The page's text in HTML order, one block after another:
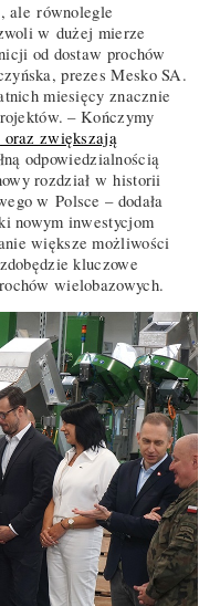
ale równolegle
w dużej mierze
od dostaw prochów
prezes Mesko SA.
miesięcy znacznie
– Kończymy
oraz zwiększają
odpowiedzialnością
rozdział w historii
w Polsce – dodała
nowym inwestycjom
większe możliwości
kluczowe
wielobazowych.